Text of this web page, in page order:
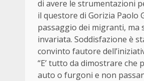
di avere le strumentazioni
il questore di Gorizia Paolo
passaggio dei migranti, ma
invariata. Soddisfazione è
convinto fautore
“E’ tutto da dimostrare
auto o furgoni e non